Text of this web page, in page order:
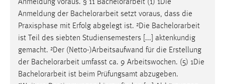
Anmeldung voraus. § 11 Bachelorarbeit (1) 1Die
Anmeldung der Bachelorarbeit setzt voraus, dass die
Praxisphase mit Erfolg abgelegt ist. ²Die Bachelorarbeit
ist Teil des siebten Studiensemesters [...] aktenkundig
gemacht. ²Der (Netto-)Arbeitsaufwand für die Erstellung
der Bachelorarbeit umfasst ca. 9 Arbeitswochen. (5) 1Die
Bachelorarbeit ist beim Prüfungsamt abzugeben.
Für performante Seitenauslieferung wird in diesem Cookie
gespeichert, ob man eingeloggt ist.
Sprachpräferenz
Name:
site-language-preference